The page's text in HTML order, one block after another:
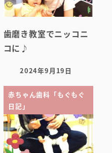
歯磨き教室でニッコニ
コに♪
投稿日
2024年9月19日
赤ちゃん歯科「もぐもぐ
日記」